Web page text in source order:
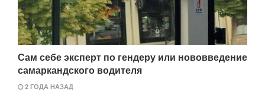
Сам себе эксперт по гендеру или нововведение
самаркандского водителя
2 ГОДА НАЗАД